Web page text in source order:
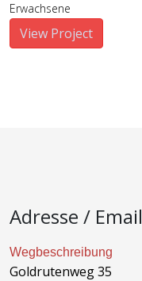
Erwachsene
View Project
Adresse / Email
Wegbeschreibung
Goldrutenweg 35